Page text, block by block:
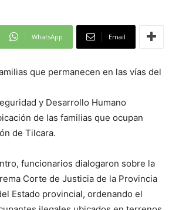
WhatsApp Email
que permanecen en las vías del
y Desarrollo Humano
de las familias que ocupan
de Tilcara.
funcionarios dialogaron sobre la
Corte de Justicia de la Provincia
Estado provincial, ordenando el